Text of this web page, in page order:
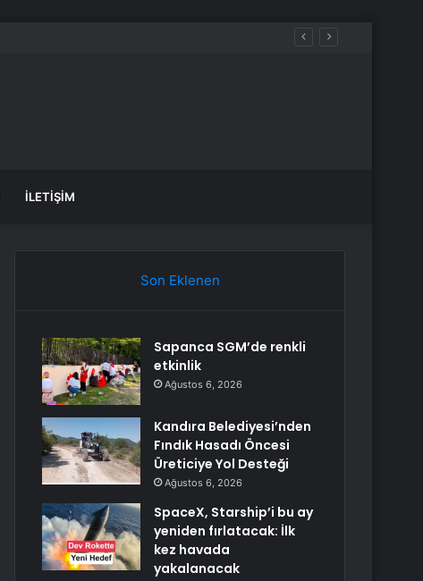
İLETIŞIM
Son Eklenen
Sapanca SGM’de renkli
etkinlik
Ağustos 6, 2026
Kandıra Belediyesi’nden
Fındık Hasadı Öncesi
Üreticiye Yol Desteği
Ağustos 6, 2026
SpaceX, Starship’i bu ay
yeniden fırlatacak: İlk
kez havada
yakalanacak